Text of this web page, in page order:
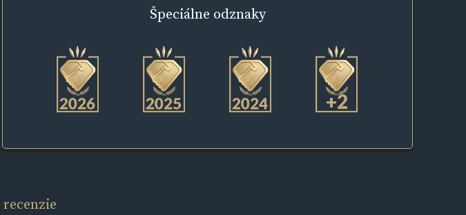
Špeciálne odznaky
+2
recenzie